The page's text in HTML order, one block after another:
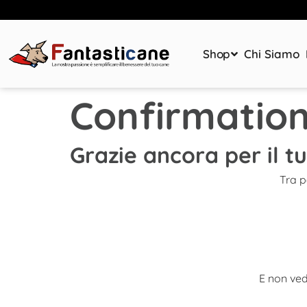
Shop Chi Siamo
Grazie ancora per il
Tra
E non